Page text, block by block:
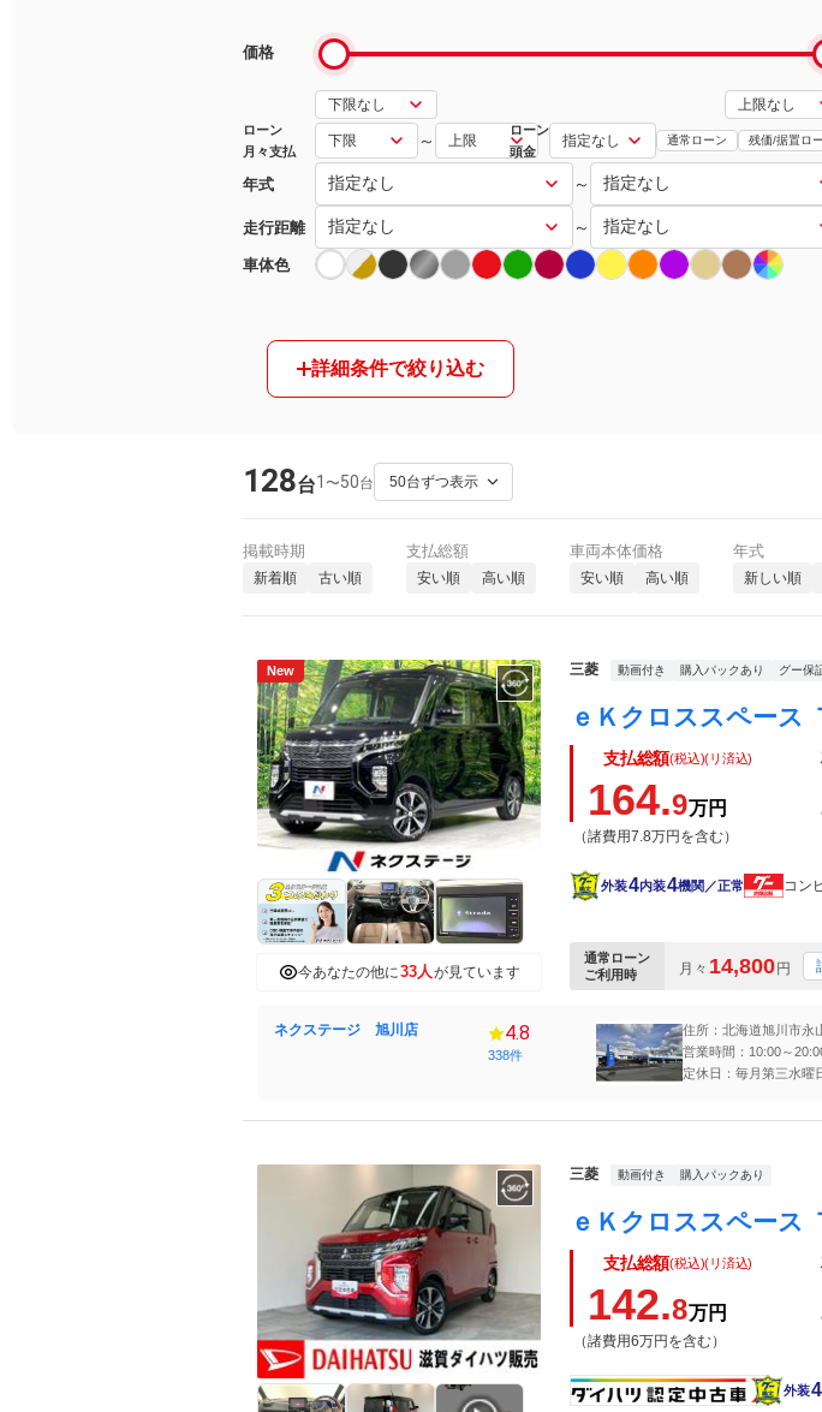
価格
ローン
月々支払
～
ローン
頭金
通常ローン 残価/据置ロ
年式 ～
走行距離 ～
車体色
詳細条件で絞り込む
128台1 〜50台
掲載時期
新着順 古い順
支払総額
安い順 高い順
車両本体価格
安い順 高い順
年式
新しい順
New
今あなたの他に33人が見ています
三菱 動画付き 購入パックあり グー保
支払総額(税込)(リ済込)
164.9万円
（諸費用7.8万円を含む）
外装4内装4機関／正常 コン
通常ローン
ご利用時
月々 14,800円
ネクステージ 旭川店 4.8
338件
住所：北海道旭川市永
営業時間：10:00～
定休日：毎月第三水曜
三菱 動画付き 購入パックあり
支払総額(税込)(リ済込)
142.8万円
（諸費用6万円を含む）
外装4